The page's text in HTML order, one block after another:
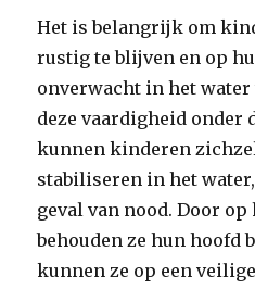
Het is belangrijk om
rustig te blijven en op
onverwacht in het
deze vaardigheid onder
kunnen kinderen
stabiliseren in het
geval van nood. Door
behouden ze hun hoofd
kunnen ze op een